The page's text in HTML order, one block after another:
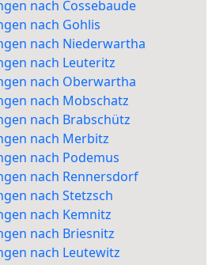
nach Cossebaude
nach Gohlis
nach Niederwartha
nach Leuteritz
nach Oberwartha
nach Mobschatz
nach Brabschütz
nach Merbitz
nach Podemus
nach Rennersdorf
nach Stetzsch
nach Kemnitz
nach Briesnitz
nach Leutewitz